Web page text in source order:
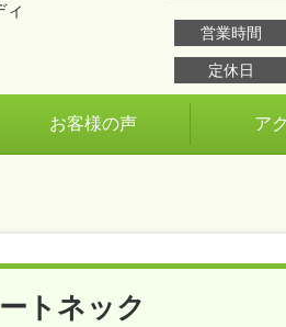
ィ
営業時間
定休日
お客様の声 ア
トネック